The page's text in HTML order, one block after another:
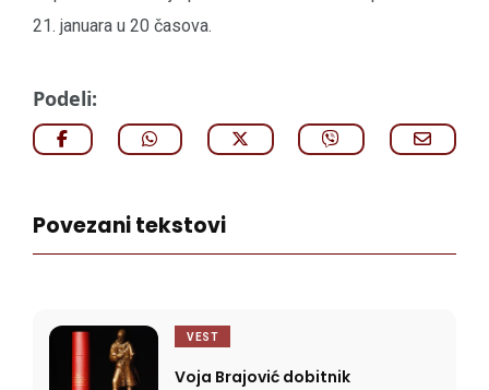
21. januara u 20 časova.
Podeli:
Povezani tekstovi
VEST
Voja Brajović dobitnik